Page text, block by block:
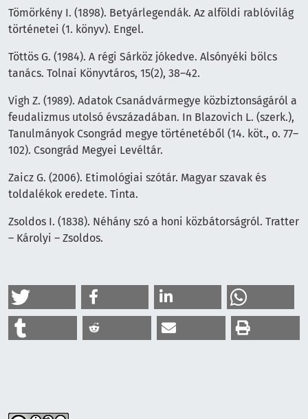
Tömörkény I. (1898). Betyárlegendák. Az alföldi rablóvilág
történetei (1. könyv). Engel.
Töttös G. (1984). A régi Sárköz jókedve. Alsónyéki bölcs
tanács. Tolnai Könyvtáros, 15(2), 38–42.
Vigh Z. (1989). Adatok Csanádvármegye közbiztonságáról a
feudalizmus utolsó évszázadában. In Blazovich L. (szerk.),
Tanulmányok Csongrád megye történetéből (14. köt., o. 77–
102). Csongrád Megyei Levéltár.
Zaicz G. (2006). Etimológiai szótár. Magyar szavak és
toldalékok eredete. Tinta.
Zsoldos I. (1838). Néhány szó a honi közbátorságról. Tratter
– Károlyi – Zsoldos.